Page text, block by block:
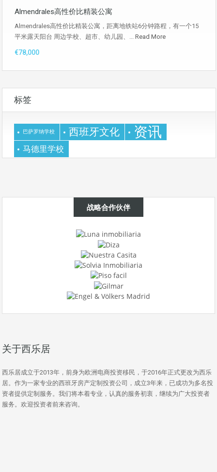
Almendrales高性价比精装公寓
Almendrales高性价比精装公寓，距离地铁站6分钟路程，有一个15
平米露天阳台 周边学校、超市、幼儿园、... Read More
€78,000
标签
巴萨罗纳学校 西班牙文化 资讯
马德里学校
战略合作伙伴
关于西乐居
西乐居成立于2013年，前身为欧洲电商投资移民，于2016年正式更改为西乐
居。作为一家专业的西班牙房产定制投资公司，成立3年来，已成功为多名投
资者提供定制服务。我们将本着专业，认真的服务初衷，继续为广大投资者
服务。欢迎投资者前来咨询。